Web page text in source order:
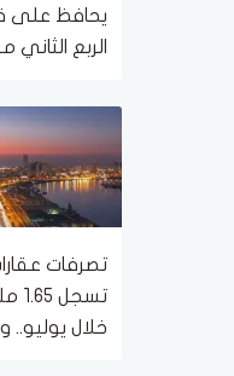
يحافظ على
تواصل جذب
تصرفات
خلال يوليو..